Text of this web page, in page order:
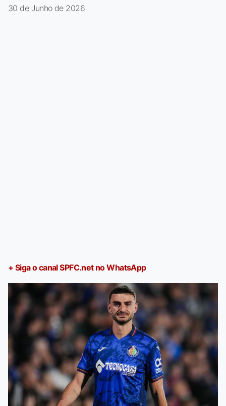
30 de Junho de 2026
+ Siga o canal SPFC.net no WhatsApp